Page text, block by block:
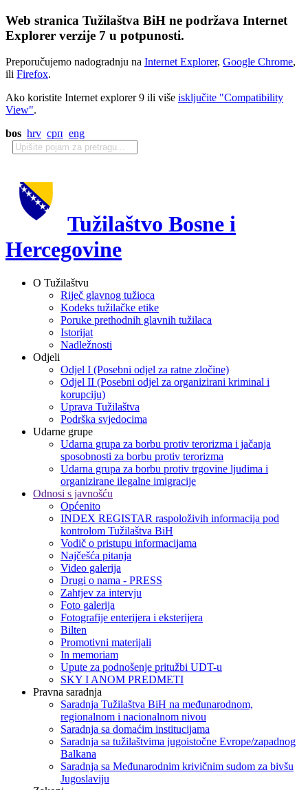
Web stranica Tužilaštva BiH ne podržava Internet
Explorer verzije 7 u potpunosti.
Preporučujemo nadogradnju na Internet Explorer, Google Chrome,
ili Firefox.
Ako koristite Internet explorer 9 ili više isključite "Compatibility
View".
bos hrv срп eng
Tužilaštvo Bosne i
Hercegovine
O Tužilaštvu
Riječ glavnog tužioca
Kodeks tužilačke etike
Poruke prethodnih glavnih tužilaca
Istorijat
Nadležnosti
Odjeli
Odjel I (Posebni odjel za ratne zločine)
Odjel II (Posebni odjel za organizirani kriminal i
korupciju)
Uprava Tužilaštva
Podrška svjedocima
Udarne grupe
Udarna grupa za borbu protiv terorizma i jačanja
sposobnosti za borbu protiv terorizma
Udarna grupa za borbu protiv trgovine ljudima i
organizirane ilegalne imigracije
Odnosi s javnošću
Općenito
INDEX REGISTAR raspoloživih informacija pod
kontrolom Tužilaštva BiH
Vodič o pristupu informacijama
Najčešća pitanja
Video galerija
Drugi o nama - PRESS
Zahtjev za intervju
Foto galerija
Fotografije enterijera i eksterijera
Bilten
Promotivni materijali
In memoriam
Upute za podnošenje pritužbi UDT-u
SKY I ANOM PREDMETI
Pravna saradnja
Saradnja Tužilaštva BiH na međunarodnom,
regionalnom i nacionalnom nivou
Saradnja sa domaćim institucijama
Saradnja sa tužilaštvima jugoistočne Evrope/zapadnog
Balkana
Saradnja sa Međunarodnim krivičnim sudom za bivšu
Jugoslaviju